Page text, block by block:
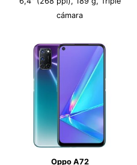
cámara
Oppo A72